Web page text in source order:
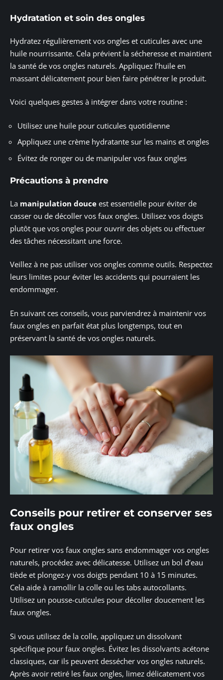
Hydratation et soin des ongles
Hydratez régulièrement vos ongles et cuticules avec une
huile nourrissante. Cela prévient la sécheresse et maintient
la santé de vos ongles naturels. Appliquez l’huile en
massant délicatement pour bien faire pénétrer le produit.
Voici quelques gestes à intégrer dans votre routine :
Utilisez une huile pour cuticules quotidienne
Appliquez une crème hydratante sur les mains et ongles
Évitez de ronger ou de manipuler vos faux ongles
Précautions à prendre
La manipulation douce est essentielle pour éviter de
casser ou de décoller vos faux ongles. Utilisez vos doigts
plutôt que vos ongles pour ouvrir des objets ou effectuer
des tâches nécessitant une force.
Veillez à ne pas utiliser vos ongles comme outils. Respectez
leurs limites pour éviter les accidents qui pourraient les
endommager.
En suivant ces conseils, vous parviendrez à maintenir vos
faux ongles en parfait état plus longtemps, tout en
préservant la santé de vos ongles naturels.
Conseils pour retirer et conserver ses
faux ongles
Pour retirer vos faux ongles sans endommager vos ongles
naturels, procédez avec délicatesse. Utilisez un bol d’eau
tiède et plongez-y vos doigts pendant 10 à 15 minutes.
Cela aide à ramollir la colle ou les tabs autocollants.
Utilisez un pousse-cuticules pour décoller doucement les
faux ongles.
Si vous utilisez de la colle, appliquez un dissolvant
spécifique pour faux ongles. Évitez les dissolvants acétone
classiques, car ils peuvent dessécher vos ongles naturels.
Après avoir retiré les faux ongles, limez délicatement vos